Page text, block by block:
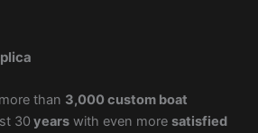
than 3,000 custom boat
30 yearswith even more satisfied